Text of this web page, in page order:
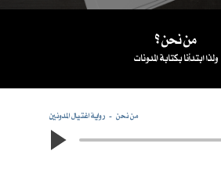
من نحن ؟
ولذا ابتدأنا بكتابة المدونات
رواية اغتيال المدونين
من نحن